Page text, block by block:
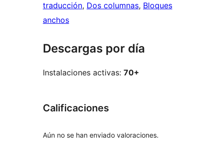
traducción, Dos columnas, Bloques
anchos
Descargas por día
Instalaciones activas: 70+
Calificaciones
Aún no se han enviado valoraciones.